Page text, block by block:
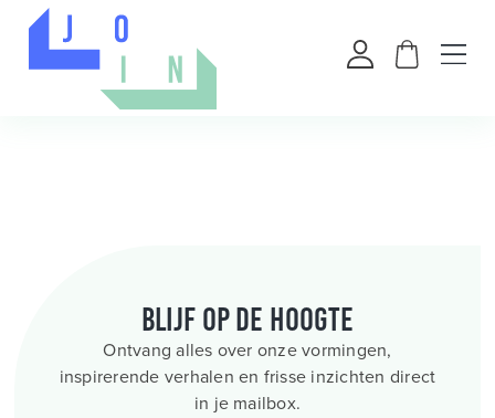
Blijf op de hoogte
Ontvang alles over onze vormingen,
inspirerende verhalen en frisse inzichten direct
in je mailbox.